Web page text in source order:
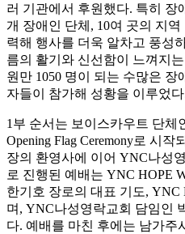
러 기관에서 후원했다. 특히 장
개 장애인 단체, 10여 곳의 지
력해 행사를 더욱 알차고 풍성
름의 활기와 신선함이 느껴지
원만 1050 명이 되는 수많은
자들이 참가해 성황을 이루었
1부 순서는 보이스카우트 단체
Opening Flag Ceremony로 시
장의 환영사에 이어 YNC나성
로 진행된 예배는 YNC HOPE
한기호 장로의 대표 기도, YNC
며, YNC나성영락교회 담임인
다. 예배를 마친 후에는 남가주